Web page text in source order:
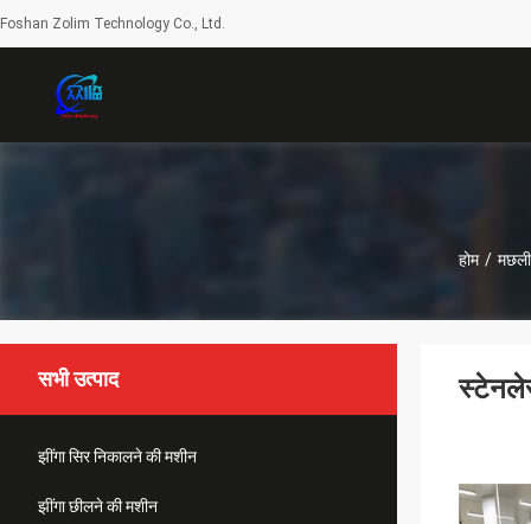
Foshan Zolim Technology Co., Ltd.
होम /
सभी उत्पाद
झींगा सिर निकालने की मशीन
झींगा छीलने की मशीन